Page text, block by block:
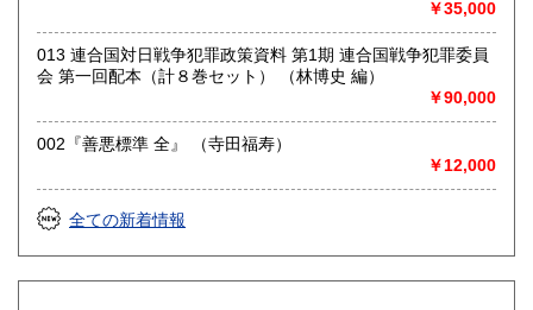
取り扱い分野
哲学宗教、歴史、古典籍、近代文献、趣味、サブカルチャ
東洋医学、占い、易学、四柱推命、武道、鉄道、近代資料、
古地図、美術、雑誌、受験参考書、CD、DVDなど
￥35,000
013 連合国対日戦争犯罪政策資料 第1期 連合国戦争犯罪委員
会 第一回配本（計８巻セット） （林博史 編）
￥90,000
002『善悪標準 全』 （寺田福寿）
￥12,000
全ての新着情報